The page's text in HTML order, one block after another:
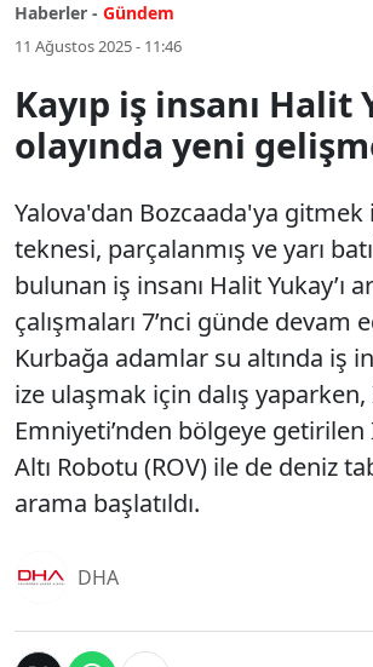
Haberler - Gündem
11 Ağustos 2025 - 11:46
Kayıp iş insanı Halit
olayında yeni
Yalova'dan Bozcaada'ya gitmek
teknesi, parçalanmış ve yarı
bulunan iş insanı Halit Yukay’ı
çalışmaları 7’nci günde devam
Kurbağa adamlar su altında iş
ize ulaşmak için dalış
Emniyeti’nden bölgeye getirilen
Altı Robotu (ROV) ile de deniz
arama başlatıldı.
DHA